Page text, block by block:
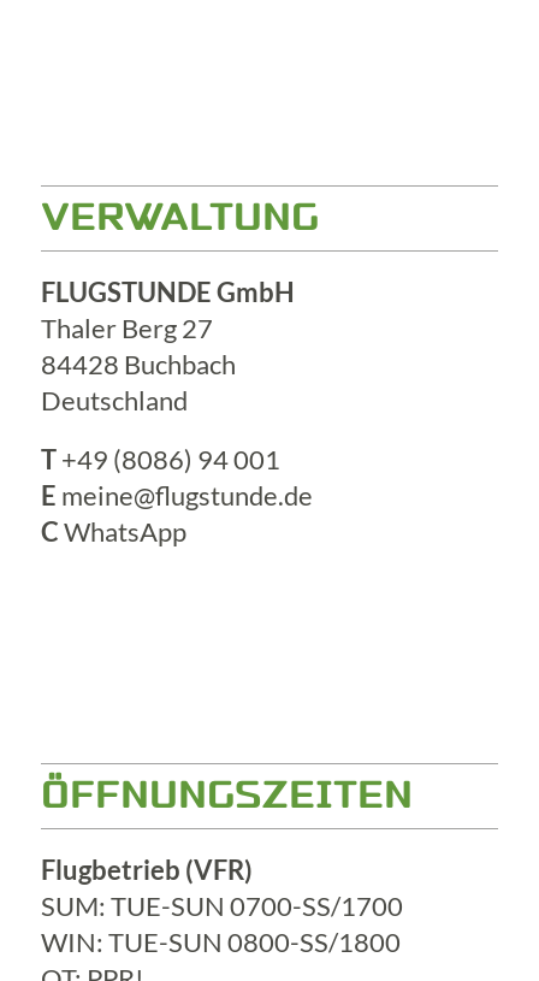
VERWALTUNG
FLUGSTUNDE GmbH
Thaler Berg 27
84428 Buchbach
Deutschland
T +49 (8086) 94 001
E meine@flugstunde.de
CWhatsApp
ÖFFNUNGSZEITEN
Flugbetrieb (VFR)
SUM: TUE-SUN 0700-SS/1700
WIN: TUE-SUN 0800-SS/1800